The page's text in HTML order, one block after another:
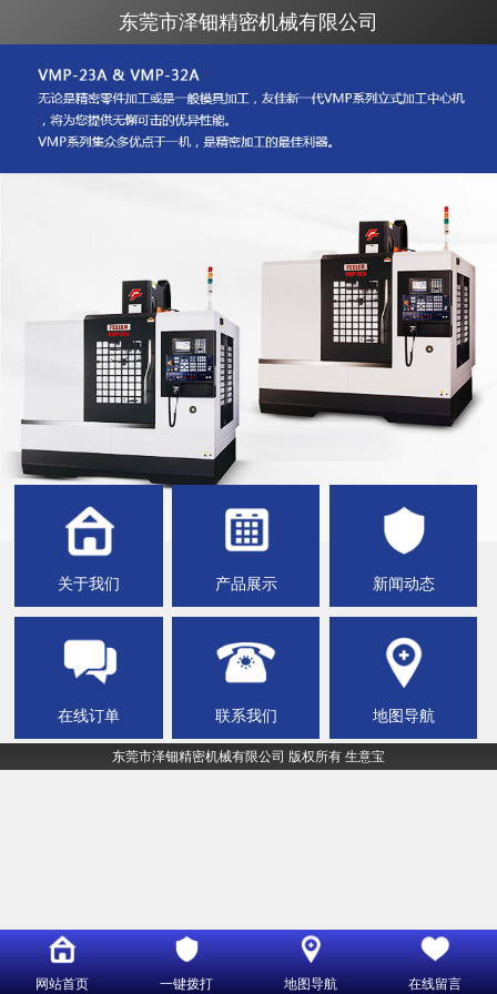
东莞市泽钿精密机械有限公司
关于我们 产品展示 新闻动态
在线订单 联系我们 地图导航
东莞市泽钿精密机械有限公司 版权所有 生意宝
网站首页 一键拨打 地图导航 在线留言